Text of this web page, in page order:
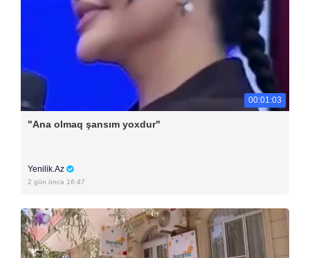
00:01:03
"Ana olmaq şansım yoxdur"
Yenilik.Az
2 gün öncə 16:47